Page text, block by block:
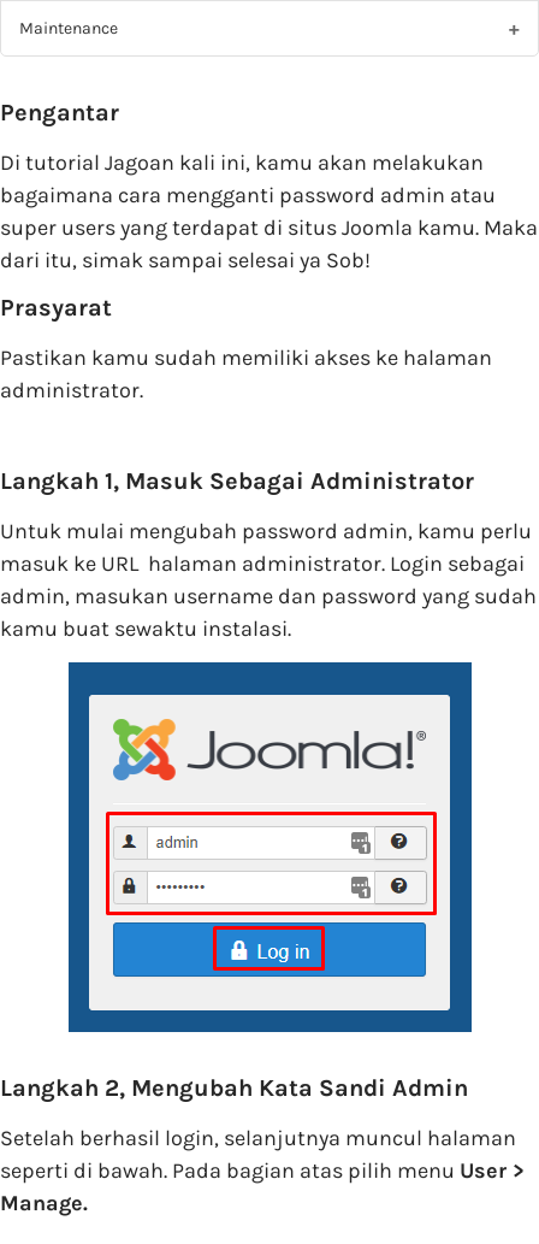
Maintenance
Pengantar
Di tutorial Jagoan kali ini, kamu akan melakukan
bagaimana cara mengganti password admin atau
super users yang terdapat di situs Joomla kamu. Maka
dari itu, simak sampai selesai ya Sob!
Prasyarat
Pastikan kamu sudah memiliki akses ke halaman
administrator.
Langkah 1, Masuk Sebagai Administrator
Untuk mulai mengubah password admin, kamu perlu
masuk ke URL halaman administrator. Login sebagai
admin, masukan username dan password yang sudah
kamu buat sewaktu instalasi.
Langkah 2, Mengubah Kata Sandi Admin
Setelah berhasil login, selanjutnya muncul halaman
seperti di bawah. Pada bagian atas pilih menu User >
Manage.